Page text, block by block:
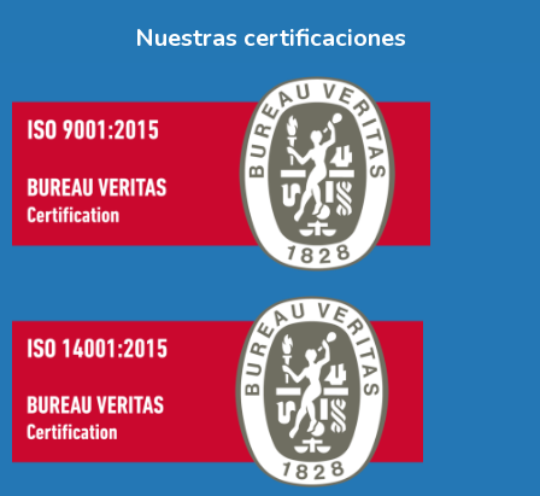
Nuestras certificaciones